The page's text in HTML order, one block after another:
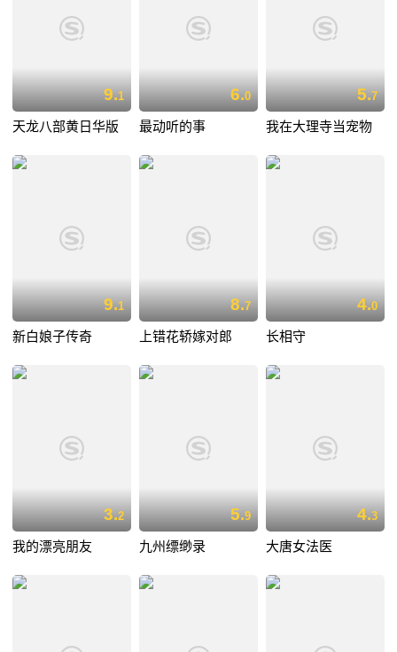
9.1
天龙八部黄日华版
6.0
最动听的事
5.7
我在大理寺当宠物
9.1
新白娘子传奇
8.7
上错花轿嫁对郎
4.0
长相守
3.2
我的漂亮朋友
5.9
九州缥缈录
4.3
大唐女法医